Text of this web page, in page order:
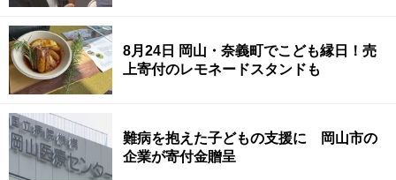
8月24日 岡山・奈義町でこども縁日！売
上寄付のレモネードスタンドも
難病を抱えた子どもの支援に 岡山市の
企業が寄付金贈呈